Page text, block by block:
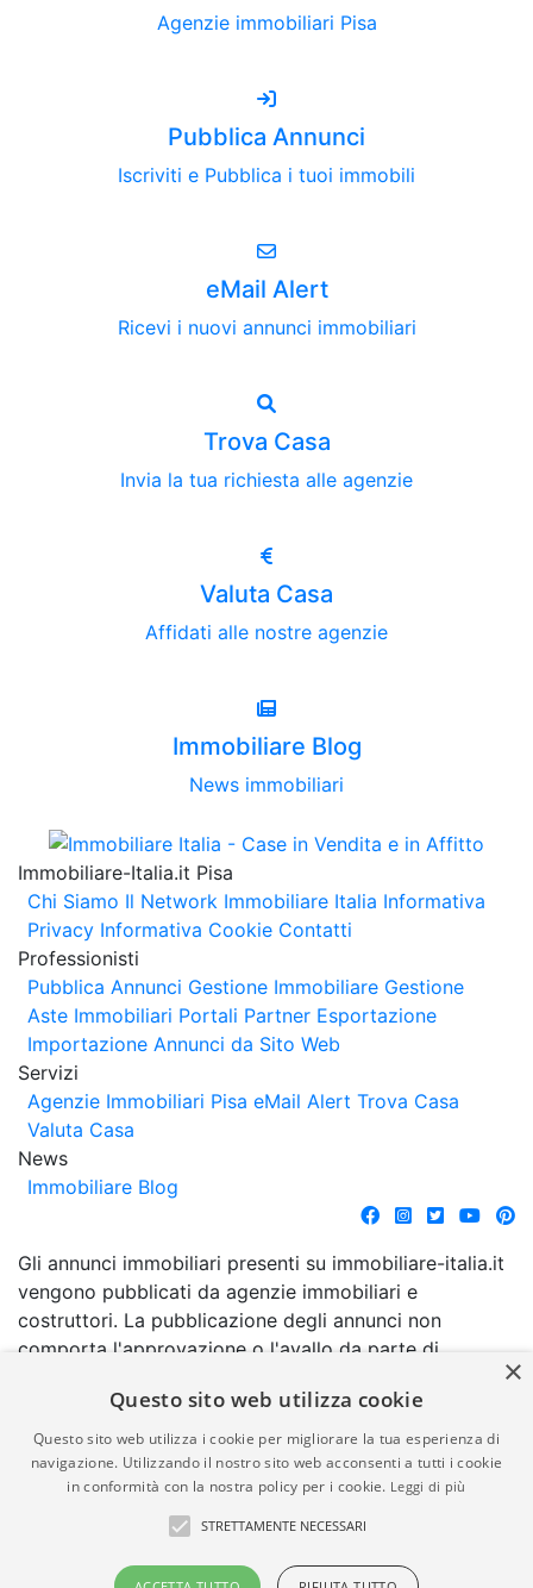
Agenzie immobiliari Pisa
Pubblica Annunci
Iscriviti e Pubblica i tuoi immobili
eMail Alert
Ricevi i nuovi annunci immobiliari
Trova Casa
Invia la tua richiesta alle agenzie
Valuta Casa
Affidati alle nostre agenzie
Immobiliare Blog
News immobiliari
Immobiliare-Italia.it Pisa
Chi Siamo Il Network Immobiliare Italia Informativa
Privacy Informativa Cookie Contatti
Professionisti
Pubblica Annunci Gestione Immobiliare Gestione
Aste Immobiliari Portali Partner Esportazione
Importazione Annunci da Sito Web
Servizi
Agenzie Immobiliari Pisa eMail Alert Trova Casa
Valuta Casa
News
Immobiliare Blog
Gli annunci immobiliari presenti su immobiliare-italia.it
vengono pubblicati da agenzie immobiliari e
costruttori. La pubblicazione degli annunci non
comporta l'approvazione o l'avallo da parte di
garanzia da parte di quest'ultima. immobiliare-italia.it
quindi non è responsabile della veridicità, della
correttezza, della completezza, della normativa in
materia di privacy e/o di alcun altro aspetto dei
suddetti annunci.
© Copyright 2007 - 2026
Powered by
×
Questo sito web utilizza cookie
Questo sito web utilizza i cookie per migliorare la tua esperienza di
navigazione. Utilizzando il nostro sito web acconsenti a tutti i cookie
in conformità con la nostra policy per i cookie. Leggi di più
STRETTAMENTE NECESSARI